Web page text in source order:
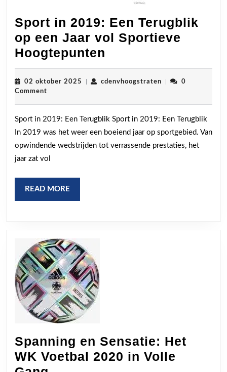
Sport in 2019: Een Terugblik
op een Jaar vol Sportieve
Hoogtepunten
in
2019:
Terugblik
op
een
02 oktober 2025 02
cdenvhoogstratencdenvhoogstraten
0
Comment
Sport in 2019: Een Terugblik Sport in 2019: Een Terugblik
In 2019 was het weer een boeiend jaar op sportgebied. Van
opwindende wedstrijden tot verrassende prestaties, het
jaar zat vol
READ MORE
MORE
Spanning en Sensatie: Het
WK Voetbal 2020 in Volle